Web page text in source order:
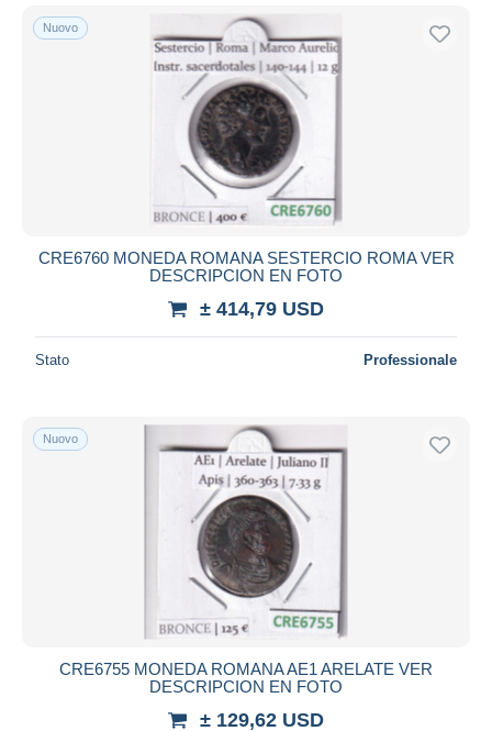
Nuovo
CRE6760 MONEDA ROMANA SESTERCIO ROMA VER
DESCRIPCION EN FOTO
± 414,79 USD
Stato Professionale
Nuovo
CRE6755 MONEDA ROMANA AE1 ARELATE VER
DESCRIPCION EN FOTO
± 129,62 USD